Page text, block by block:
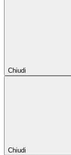
Chiudi
Chiudi